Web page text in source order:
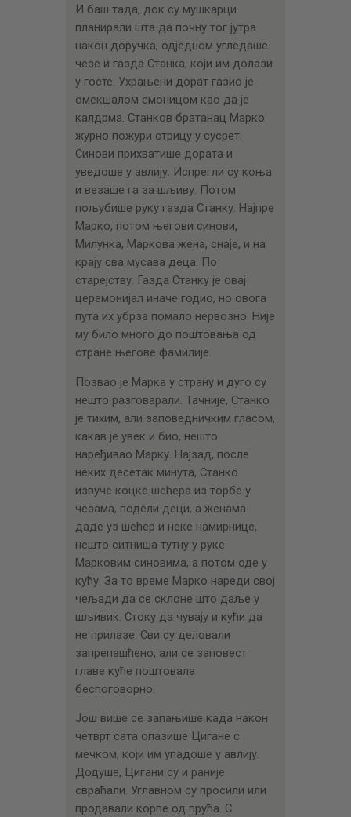
И баш тада, док су мушкарци
планирали шта да почну тог јутра
након доручка, одједном угледаше
чезе и газда Станка, који им долази
у госте. Ухрањени дорат газио је
омекшалом смоницом као да је
калдрма. Станков братанац Марко
журно пожури стрицу у сусрет.
Синови прихватише дората и
уведоше у авлију. Испрегли су коња
и везаше га за шљиву. Потом
пољубише руку газда Станку. Најпре
Марко, потом његови синови,
Милунка, Маркова жена, снаје, и на
крају сва мусава деца. По
старејству. Газда Станку је овај
церемонијал иначе годио, но овога
пута их убрза помало нервозно. Није
му било много до поштовања од
стране његове фамилије.
Позвао је Марка у страну и дуго су
нешто разговарали. Тачније, Станко
је тихим, али заповедничким гласом,
какав је увек и био, нешто
наређивао Марку. Најзад, после
неких десетак минута, Станко
извуче коцке шећера из торбе у
чезама, подели деци, а женама
даде уз шећер и неке намирнице,
нешто ситниша тутну у руке
Марковим синовима, а потом оде у
кућу. За то време Марко нареди свој
чељади да се склоне што даље у
шљивик. Стоку да чувају и кући да
не прилазе. Сви су деловали
запрепашћено, али се заповест
главе куће поштовала
беспоговорно.
Још више се запањише када након
четврт сата опазише Цигане с
мечком, који им упадоше у авлију.
Додуше, Цигани су и раније
свраћали. Углавном су просили или
продавали корпе од прућа. С